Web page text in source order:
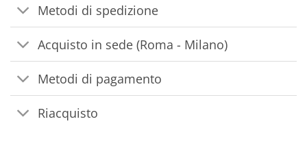
Metodi di spedizione
Acquisto in sede (Roma - Milano)
Metodi di pagamento
Riacquisto